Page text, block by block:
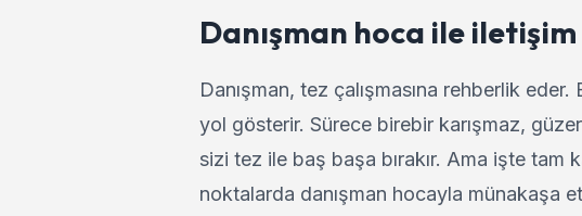
Danışman hoca ile
Danışman, tez çalışmasına rehberlik
yol gösterir. Sürece birebir karışmaz,
sizi tez ile baş başa bırakır. Ama işte tam
noktalarda danışman hocayla münakaşa